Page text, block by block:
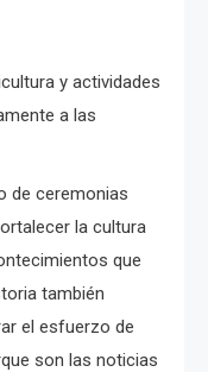
y actividades
a las
de ceremonias
la cultura
que
también
el esfuerzo de
son las noticias